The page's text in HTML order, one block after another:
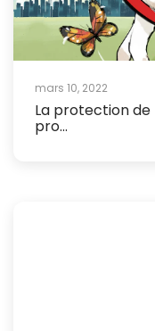
mars 10, 2022
La protection
pro...